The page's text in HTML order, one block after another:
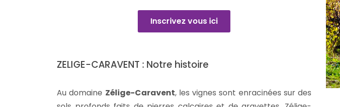
Inscrivez vous ici
ZELIGE-CARAVENT : Notre histoire
Au domaine Zélige-Caravent, les vignes sont enracinées sur des